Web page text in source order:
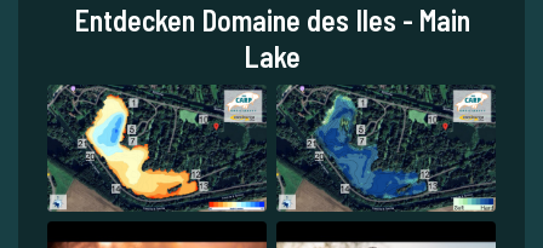
Entdecken Domaine des Iles - Main
Lake